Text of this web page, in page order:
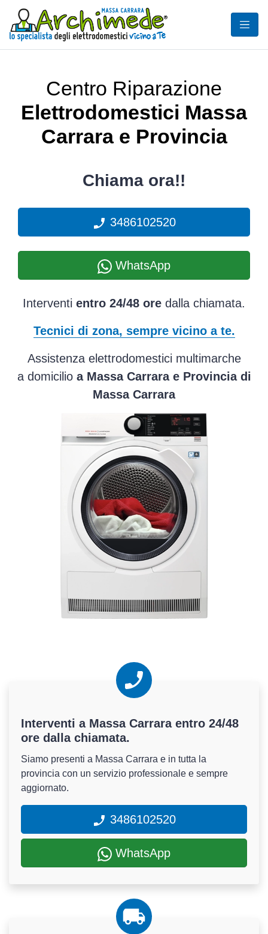
Centro Riparazione
Elettrodomestici Massa
Carrara e Provincia
Chiama ora!!
3486102520
WhatsApp
Interventi entro 24/48 ore dalla chiamata.
Tecnici di zona, sempre vicino a te.
Assistenza elettrodomestici multimarche
a domicilio a Massa Carrara e Provincia di
Massa Carrara
Interventi a Massa Carrara entro 24/48
ore dalla chiamata.
Siamo presenti a Massa Carrara e in tutta la
provincia con un servizio professionale e sempre
aggiornato.
3486102520
WhatsApp